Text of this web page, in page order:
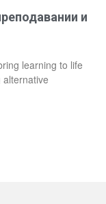
и
learning to life
alternative